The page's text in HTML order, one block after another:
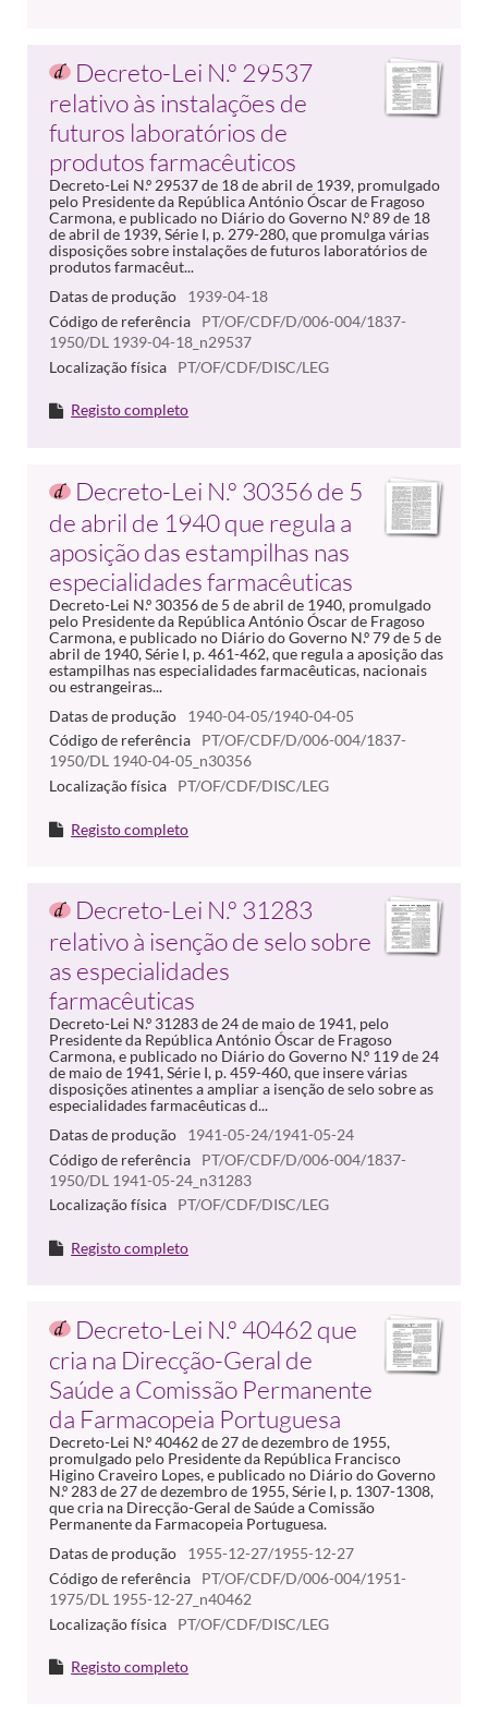
Decreto-Lei N.º 29537
relativo às instalações de
futuros laboratórios de
produtos farmacêuticos
Decreto-Lei N.º 29537 de 18 de abril de 1939, promulgado
pelo Presidente da República António Óscar de Fragoso
Carmona, e publicado no Diário do Governo N.º 89 de 18
de abril de 1939, Série I, p. 279-280, que promulga várias
disposições sobre instalações de futuros laboratórios de
produtos farmacêut...
Datas de produção
1939-04-18
Código de referência
PT/OF/CDF/D/006-004/1837-
1950/DL 1939-04-18_n29537
Localização física
PT/OF/CDF/DISC/LEG
Registo completo
Decreto-Lei N.º 30356 de 5
de abril de 1940 que regula a
aposição das estampilhas nas
especialidades farmacêuticas
Decreto-Lei N.º 30356 de 5 de abril de 1940, promulgado
pelo Presidente da República António Óscar de Fragoso
Carmona, e publicado no Diário do Governo N.º 79 de 5 de
abril de 1940, Série I, p. 461-462, que regula a aposição das
estampilhas nas especialidades farmacêuticas, nacionais
ou estrangeiras...
Datas de produção
1940-04-05/1940-04-05
Código de referência
PT/OF/CDF/D/006-004/1837-
1950/DL 1940-04-05_n30356
Localização física
PT/OF/CDF/DISC/LEG
Registo completo
Decreto-Lei N.º 31283
relativo à isenção de selo sobre
as especialidades
farmacêuticas
Decreto-Lei N.º 31283 de 24 de maio de 1941, pelo
Presidente da República António Óscar de Fragoso
Carmona, e publicado no Diário do Governo N.º 119 de 24
de maio de 1941, Série I, p. 459-460, que insere várias
disposições atinentes a ampliar a isenção de selo sobre as
especialidades farmacêuticas d...
Datas de produção
1941-05-24/1941-05-24
Código de referência
PT/OF/CDF/D/006-004/1837-
1950/DL 1941-05-24_n31283
Localização física
PT/OF/CDF/DISC/LEG
Registo completo
Decreto-Lei N.º 40462 que
cria na Direcção-Geral de
Saúde a Comissão Permanente
da Farmacopeia Portuguesa
Decreto-Lei N.º 40462 de 27 de dezembro de 1955,
promulgado pelo Presidente da República Francisco
Higino Craveiro Lopes, e publicado no Diário do Governo
N.º 283 de 27 de dezembro de 1955, Série I, p. 1307-1308,
que cria na Direcção-Geral de Saúde a Comissão
Permanente da Farmacopeia Portuguesa.
Datas de produção
1955-12-27/1955-12-27
Código de referência
PT/OF/CDF/D/006-004/1951-
1975/DL 1955-12-27_n40462
Localização física
PT/OF/CDF/DISC/LEG
Registo completo